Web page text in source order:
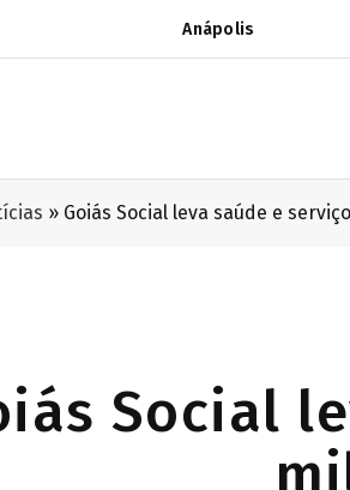
Anápolis
» Goiás Social leva saúde e
Social